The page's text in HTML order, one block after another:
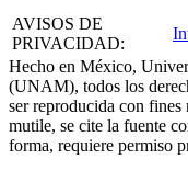
AVISOS DE
PRIVACIDAD:
Hecho en México,
(UNAM), todos los
ser reproducida con
mutile, se cite la fuente
forma, requiere permiso